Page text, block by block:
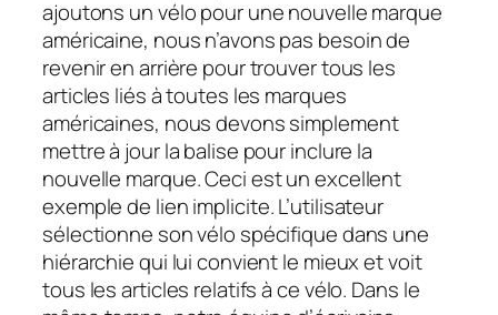
ajoutons un vélo pour une nouvelle marque
américaine, nous n’avons pas besoin de
revenir en arrière pour trouver tous les
articles liés à toutes les marques
américaines, nous devons simplement
mettre à jour la balise pour inclure la
nouvelle marque. Ceci est un excellent
exemple de lien implicite. L’utilisateur
sélectionne son vélo spécifique dans une
hiérarchie qui lui convient le mieux et voit
tous les articles relatifs à ce vélo. Dans le